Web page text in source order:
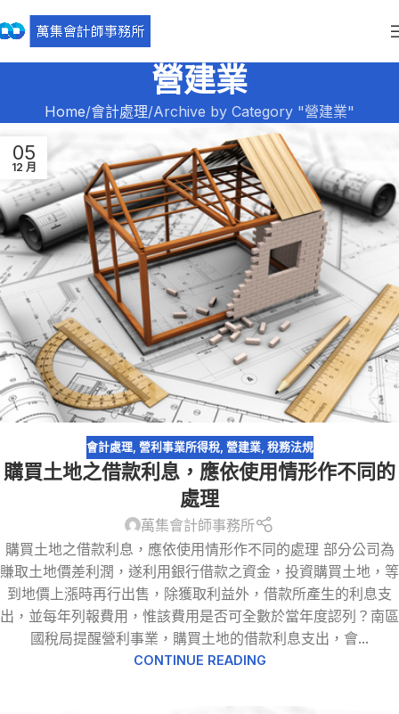
營建業
Home 會計處理 Archive by Category "營建業"
05
12 月
會計處理, 營利事業所得稅, 營建業, 稅務法規
購買土地之借款利息，應依使用情形作不同的
處理
萬集會計師事務所
購買土地之借款利息，應依使用情形作不同的處理 部分公司為
賺取土地價差利潤，遂利用銀行借款之資金，投資購買土地，等
到地價上漲時再行出售，除獲取利益外，借款所產生的利息支
出，並每年列報費用，惟該費用是否可全數於當年度認列？南區
國稅局提醒營利事業，購買土地的借款利息支出，會...
CONTINUE READING